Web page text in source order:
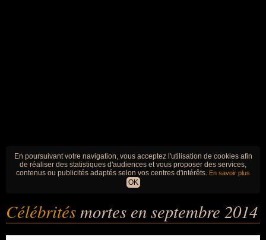
En poursuivant votre navigation, vous acceptez l'utilisation de cookies afin
de réaliser des statistiques d'audiences et vous proposer des services,
contenus ou publicités adaptés selon vos centres d'intérêts. En savoir plus
OK
Célébritésmortes en septembre 2014